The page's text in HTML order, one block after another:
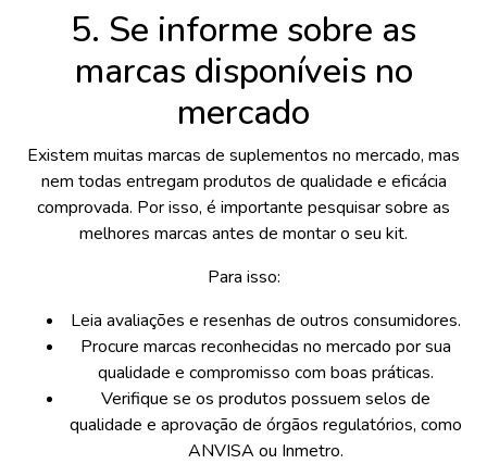
5. Se informe sobre as
marcas disponíveis no
mercado
Existem muitas marcas de suplementos no mercado, mas
nem todas entregam produtos de qualidade e eficácia
comprovada. Por isso, é importante pesquisar sobre as
melhores marcas antes de montar o seu kit.
Para isso:
Leia avaliações e resenhas de outros consumidores.
Procure marcas reconhecidas no mercado por sua
qualidade e compromisso com boas práticas.
Verifique se os produtos possuem selos de
qualidade e aprovação de órgãos regulatórios, como
ANVISA ou Inmetro.